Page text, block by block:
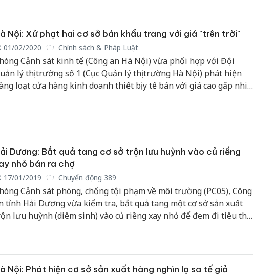
Nội: Xử phạt hai cơ sở bán khẩu trang với giá "trên trời"
01/02/2020 Chính sách & Pháp Luật
Cảnh sát kinh tế (Công an Hà Nội) vừa phối hợp với Đội
lý thị trường số 1 (Cục Quản lý thị trường Hà Nội) phát hiện
loạt cửa hàng kinh doanh thiết bị y tế bán với giá cao gấp nhiều
Dương: Bắt quả tang cơ sở trộn lưu huỳnh vào củ riềng
nhỏ bán ra chợ
17/01/2019 Chuyển động 389
Cảnh sát phòng, chống tội phạm về môi trường (PC05), Công
tỉnh Hải Dương vừa kiểm tra, bắt quả tang một cơ sở sản xuất
lưu huỳnh (diêm sinh) vào củ riềng xay nhỏ để đem đi tiêu thụ
Nội: Phát hiện cơ sở sản xuất hàng nghìn lọ sa tế giả